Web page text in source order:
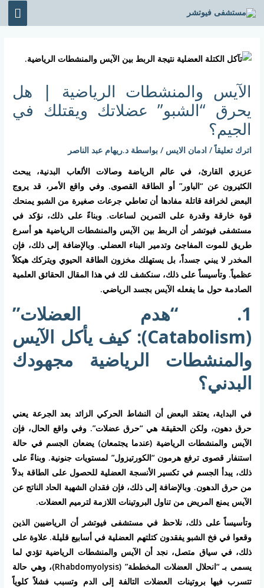
تخطي
إلى
الآيس والمنشطات الرياضية | هل
يحرق “الشبو” عضلاتك ويقتلك في
الجيم؟
اترك تعليقاً /ادمان الايس / بواسطة د.ريهام عبد الناصر
عزيزي القارئ، في عالم الرياضة وصالات الألعاب البدنية، يبحث
الكثيرون عن “الباور” أو الطاقة القصوى. وفي واقع الأمر، قد يروج
البعض لخرافة قاتلة مفادها أن تعاطي جرعات صغيرة من الشبو يمنحك
قوة خارقة وقدرة على التمرين لساعات. وبناءً على ذلك، نؤكد في
مستشفى فيوتشر أن الربط بين الآيس والمنشطات الرياضية هو أسرع
طريق للموت المفاجئ وتدمير البناء العضلي. وبالإضافة إلى ذلك، فإن
المخدر لا يبني جسداً، بل يستهلك مخزون الطاقة الحيوي ويتركك هيكلاً
عظمياً. وتأسيساً على ذلك، سنكشف لك في هذا المقال الحقائق العلمية
الصادمة حول ما يفعله الآيس بجسد الرياضي.
1. “هدم العضلات”
(Catabolism): كيف يأكل الآيس
والمنشطات الرياضية مجهودك
البدني؟
في البداية، يعتقد البعض أن النشاط الحركي الزائد بعد الجرعة يعني
حرق دهون، ولكن الحقيقة هي “حرق عضلات”. وفي واقع الحال، فإن
الآيس والمنشطات الرياضية (عندما يجتمعان) يضعان الجسم في حالة
استنفار قصوى ترفع هرمون “الكورتيزول” لمستويات جنونية. وبناءً على
ذلك، يبدأ الجسم في تكسير الأنسجة العضلية للحصول على الطاقة بدلاً
من حرق الدهون. وبالإضافة إلى ذلك، فإن فقدان الشهية الحاد الناتج عن
الآيس يمنع المريض من تناول البروتينات اللازمة لترميم العضلات.
وتأسيساً على ذلك، نلاحظ في مستشفى فيوتشر أن الرياضيين الذين
وقعوا في فخ الشبو يفقدون كتلتهم العضلية في أسابيع قليلة. علاوة على
ذلك، في سياق متصل، نجد أنالآيس والمنشطات الرياضية تؤدي لما
يسمى بـ “انحلال العضلات المخططة” (Rhabdomyolysis)، وهي حالة
تتسرب فيها بروتينات العضلات التالفة إلى الدم وتسبب فشلاً كلوياً
navigation